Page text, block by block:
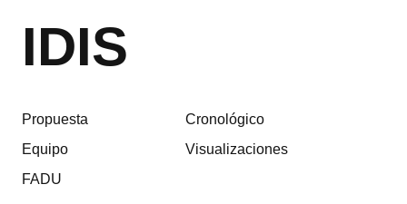
IDIS
Propuesta
Equipo
FADU
Cronológico
Visualizaciones